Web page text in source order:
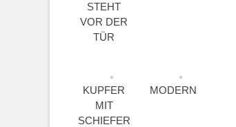
STEHT
VOR DER
TÜR
KUPFER
MIT
SCHIEFER
MODERN